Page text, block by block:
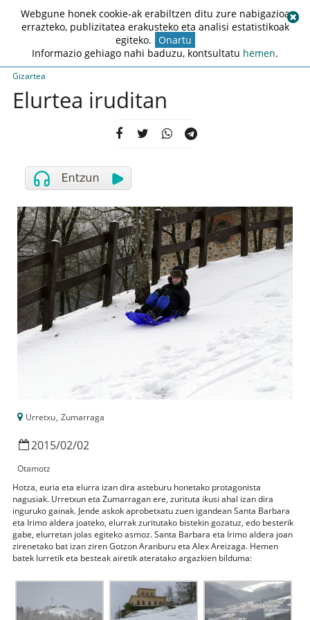
Gizartea
Elurtea iruditan
Urretxu, Zumarraga
2015/02/02
Otamotz
Hotza, euria eta elurra izan dira asteburu honetako protagonista
nagusiak. Urretxun eta Zumarragan ere, zurituta ikusi ahal izan dira
inguruko gainak. Jende askok aprobetxatu zuen igandean Santa Barbara
eta Irimo aldera joateko, elurrak zuritutako bistekin gozatuz, edo besterik
gabe, elurretan jolas egiteko asmoz. Santa Barbara eta Irimo aldera joan
zirenetako bat izan ziren Gotzon Aranburu eta Alex Areizaga. Hemen
batek lurretik eta besteak airetik ateratako argazkien bilduma:
Webgune honek cookie-ak erabiltzen ditu zure nabigazioa
errazteko, publizitatea erakusteko eta analisi estatistikoak
egiteko. Onartu
Informazio gehiago nahi baduzu, kontsultatu hemen.